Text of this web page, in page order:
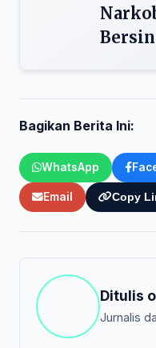
Bagikan Berita Ini:
WhatsApp
Email Copy
Ditulis
Jurnalis